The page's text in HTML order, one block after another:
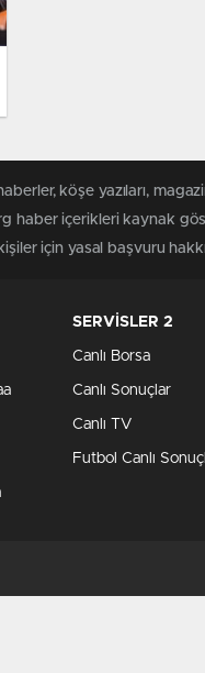
köşe yazıları,
içerikleri kaynak
için yasal başvuru
SERVİSLER 2
Canlı Borsa
Canlı Sonuçlar
Canlı TV
Futbol Canlı